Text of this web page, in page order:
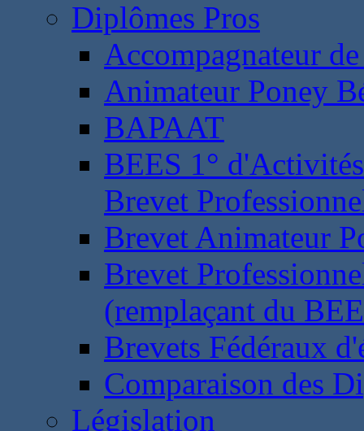
Diplômes Pros
Accompagnateur
Animateur Poney
BAPAAT
BEES 1°
Brevet
Brevet Animateur
Brevet
(remplaçant du
Brevets Fédéraux
Comparaison des
Législation